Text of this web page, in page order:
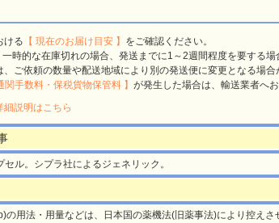
ける 【 現在のお届け目安 】 をご確認ください。
時的な在庫切れの場合、発送までに1～2週間程度を要する場
ご依頼の数量や配送地域により別の発送便に変更となる場合
関手数料・保税貨物保管料 】 が発生した場合は、輸送業者へお
細説明はこちら
ル。シプラ社によるジェネリック。
の用法・用量などは、日本国の薬機法(旧薬事法)により控えさ